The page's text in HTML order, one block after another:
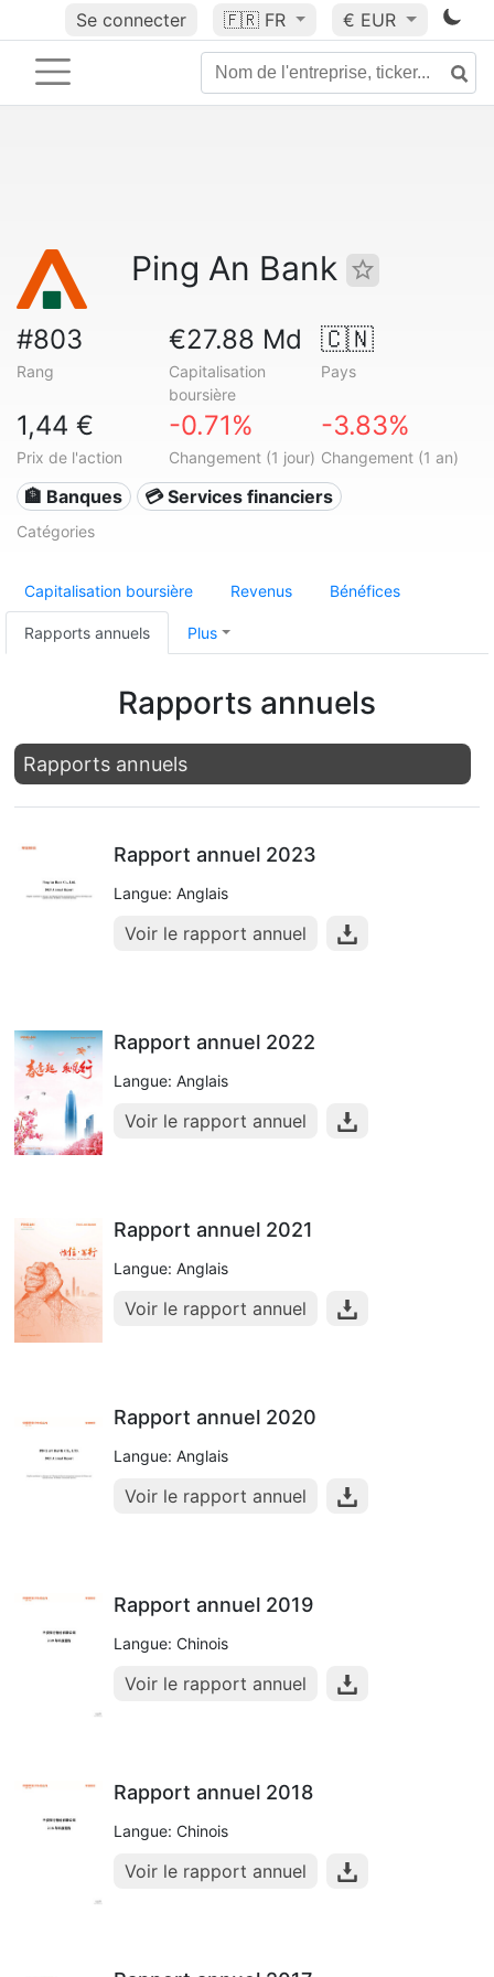
Se connecter 🇫🇷 FR € EUR
Ping An Bank
#803
Rang
€27.88 Md
Capitalisation
boursière
🇨🇳
Pays
1,44 €
Prix de l'action
-0.71%
Changement (1 jour)
-3.83%
Changement (1 an)
🏦 Banques 💳 Services financiers
Catégories
Capitalisation boursière Revenus Bénéfices
Rapports annuels Plus
Rapports annuels
Rapports annuels
Rapport annuel 2023
Langue: Anglais
Voir le rapport annuel
Rapport annuel 2022
Langue: Anglais
Voir le rapport annuel
Rapport annuel 2021
Langue: Anglais
Voir le rapport annuel
Rapport annuel 2020
Langue: Anglais
Voir le rapport annuel
Rapport annuel 2019
Langue: Chinois
Voir le rapport annuel
Rapport annuel 2018
Langue: Chinois
Voir le rapport annuel